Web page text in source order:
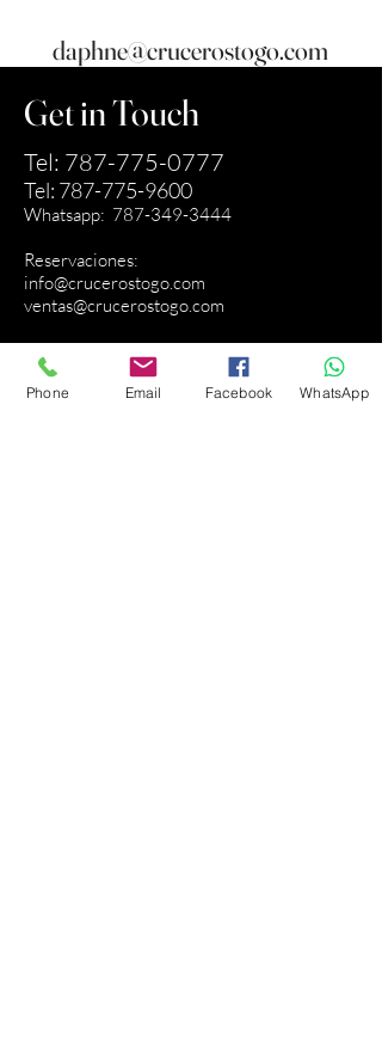
daphne@crucerostogo.com
Get in Touch
Tel: 787-775-0777
Tel: 787-775-9600
Whatsapp: 787-349-3444
Reservaciones:
info@crucerostogo.com
ventas@crucerostogo.com
Administración
ownerctg@yahoo.com
Phone Email Facebook WhatsApp